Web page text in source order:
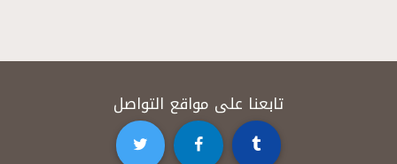
تابعنا على مواقع التواصل